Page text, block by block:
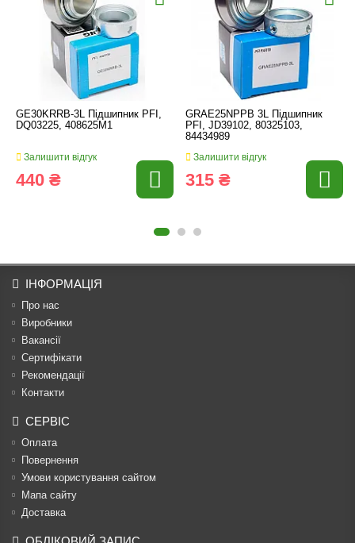
GE30KRRB-3L Підшипник PFI,
DQ03225, 408625M1
Залишити відгук
440 ₴
GRAE25NPPB 3L Підшипник
PFI, JD39102, 80325103,
84434989
Залишити відгук
315 ₴
ІНФОРМАЦІЯ
Про нас
Виробники
Вакансії
Сертифікати
Рекомендації
Контакти
СЕРВІС
Оплата
Повернення
Умови користування сайтом
Мапа сайту
Доставка